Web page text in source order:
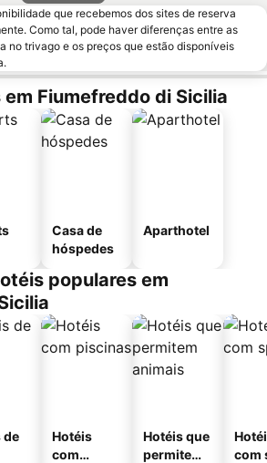
que recebemos dos sites de reserva
Como tal, pode haver diferenças entre as
no trivago e os preços que estão disponíveis
Fiumefreddo di Sicilia
Casa de
hóspedes
Aparthotel
populares em
de
Hotéis
com
Hotéis que
permitem
com